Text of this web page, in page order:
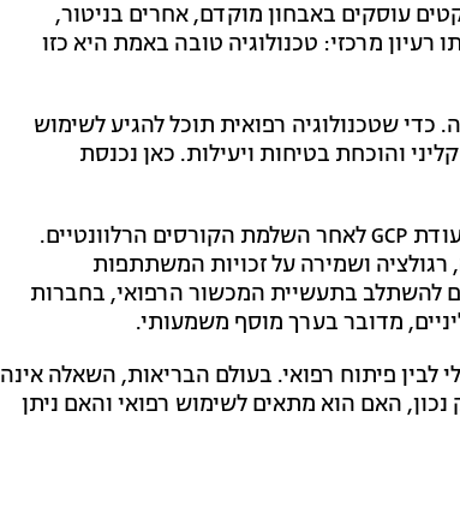
עוסקים באבחון מוקדם, אחרים בניטור,
רעיון מרכזי: טכנולוגיה טובה באמת היא כזו
שטכנולוגיה רפואית תוכל להגיע לשימוש
והוכחת בטיחות ויעילות. כאן נכנסת
במסלול להנדסה רפואית באפקה קיימת אפשרות לקבל תעודת GCP לאחר השלמת הקורסים הרלוונטיים.
ושמירה על זכויות המשתתפות
להשתלב בתעשיית המכשור הרפואי, בחברות
מדובר בערך מוסף משמעותי.
לבין פיתוח רפואי. בעולם הבריאות, השאלה אינה
האם הוא מתאים לשימוש רפואי והאם ניתן